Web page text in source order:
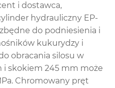
i dostawca,
hydrauliczny EP-
do podniesienia i
kukurydzy i
obracania silosu w
i skokiem 245 mm może
Chromowany pręt